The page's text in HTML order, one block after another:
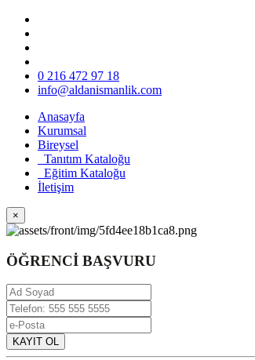
0 216 472 97 18
info@aldanismanlik.com
Anasayfa
Kurumsal
Bireysel
Tanıtım Kataloğu
Eğitim Kataloğu
İletişim
×
ÖĞRENCİ BAŞVURU
KAYIT OL